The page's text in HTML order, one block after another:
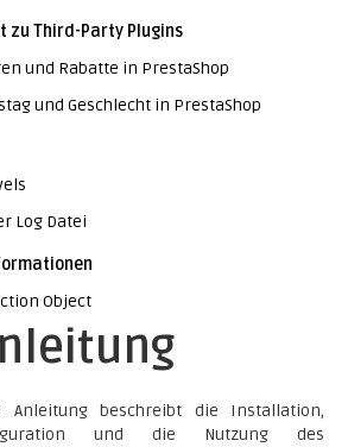
zu Third-Party Plugins
und Rabatte in PrestaShop
und Geschlecht in PrestaShop
Log Datei
Object
Anleitung beschreibt die Installation,
und die Nutzung des